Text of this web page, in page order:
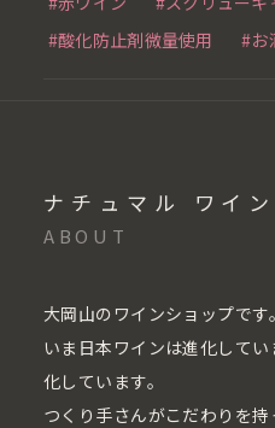
#酸化防止剤微量使用
#お
ナチュマル ワイ
ABOUT
大岡山のワインショップです。
いま日本ワインは進化して
化しています。
つくり手さんがこだわりを